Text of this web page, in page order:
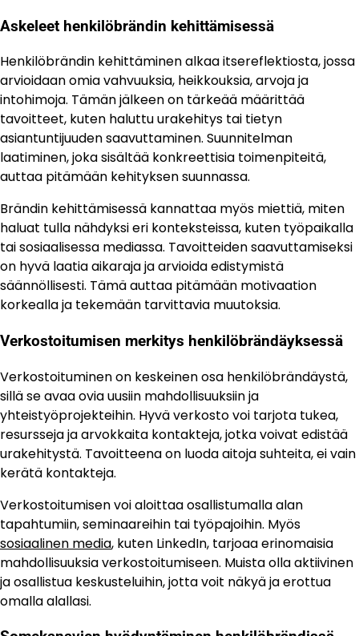
Askeleet henkilöbrändin kehittämisessä
Henkilöbrändin kehittäminen alkaa itsereflektiosta, jossa
arvioidaan omia vahvuuksia, heikkouksia, arvoja ja
intohimoja. Tämän jälkeen on tärkeää määrittää
tavoitteet, kuten haluttu urakehitys tai tietyn
asiantuntijuuden saavuttaminen. Suunnitelman
laatiminen, joka sisältää konkreettisia toimenpiteitä,
auttaa pitämään kehityksen suunnassa.
Brändin kehittämisessä kannattaa myös miettiä, miten
haluat tulla nähdyksi eri konteksteissa, kuten työpaikalla
tai sosiaalisessa mediassa. Tavoitteiden saavuttamiseksi
on hyvä laatia aikaraja ja arvioida edistymistä
säännöllisesti. Tämä auttaa pitämään motivaation
korkealla ja tekemään tarvittavia muutoksia.
Verkostoitumisen merkitys henkilöbrändäyksessä
Verkostoituminen on keskeinen osa henkilöbrändäystä,
sillä se avaa ovia uusiin mahdollisuuksiin ja
yhteistyöprojekteihin. Hyvä verkosto voi tarjota tukea,
resursseja ja arvokkaita kontakteja, jotka voivat edistää
urakehitystä. Tavoitteena on luoda aitoja suhteita, ei vain
kerätä kontakteja.
Verkostoitumisen voi aloittaa osallistumalla alan
tapahtumiin, seminaareihin tai työpajoihin. Myös
sosiaalinen media, kuten LinkedIn, tarjoaa erinomaisia
mahdollisuuksia verkostoitumiseen. Muista olla aktiivinen
ja osallistua keskusteluihin, jotta voit näkyä ja erottua
omalla alallasi.